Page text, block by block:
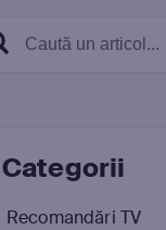
Categorii
Recomandări TV